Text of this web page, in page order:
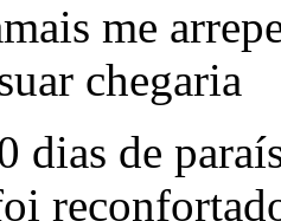
me
chegaria
dias de